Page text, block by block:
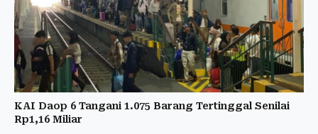
KAI Daop 6 Tangani 1.075 Barang Tertinggal Senilai
Rp1,16 Miliar